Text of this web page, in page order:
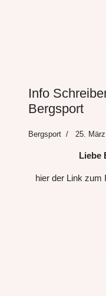
Info
Bergsport
Bergsport 25.
Liebe
hier der Link zum